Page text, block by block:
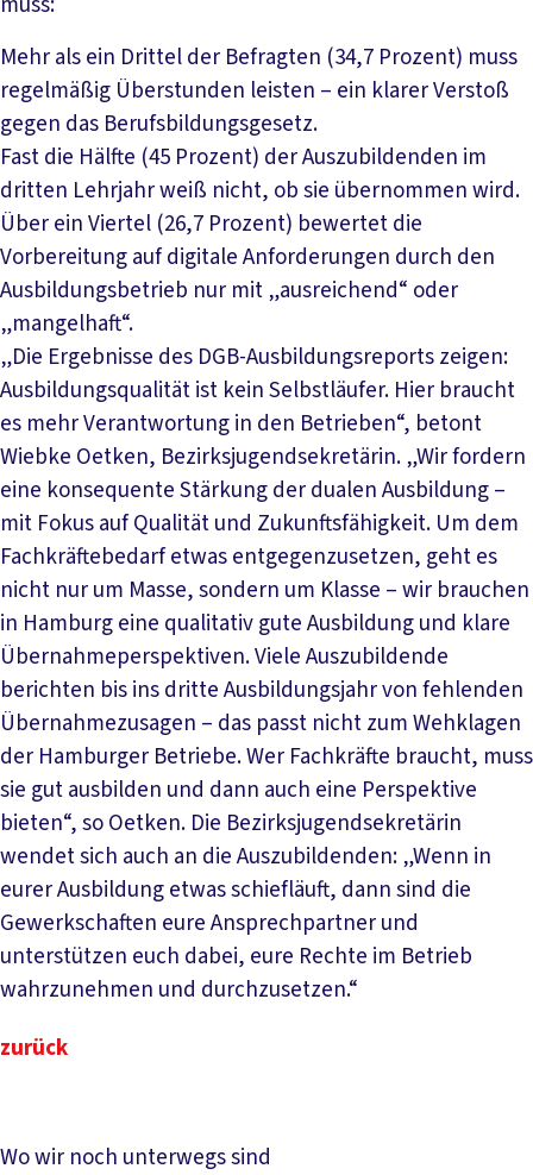
Mehr als ein Drittel der Befragten (34,7 Prozent) muss
regelmäßig Überstunden leisten – ein klarer Verstoß
gegen das Berufsbildungsgesetz.
Fast die Hälfte (45 Prozent) der Auszubildenden im
dritten Lehrjahr weiß nicht, ob sie übernommen wird.
Über ein Viertel (26,7 Prozent) bewertet die
Vorbereitung auf digitale Anforderungen durch den
Ausbildungsbetrieb nur mit „ausreichend“ oder
„mangelhaft“.
„Die Ergebnisse des DGB-Ausbildungsreports zeigen:
Ausbildungsqualität ist kein Selbstläufer. Hier braucht
es mehr Verantwortung in den Betrieben“, betont
Wiebke Oetken, Bezirksjugendsekretärin. „Wir fordern
eine konsequente Stärkung der dualen Ausbildung –
mit Fokus auf Qualität und Zukunftsfähigkeit. Um dem
Fachkräftebedarf etwas entgegenzusetzen, geht es
nicht nur um Masse, sondern um Klasse – wir brauchen
in Hamburg eine qualitativ gute Ausbildung und klare
Übernahmeperspektiven. Viele Auszubildende
berichten bis ins dritte Ausbildungsjahr von fehlenden
Übernahmezusagen – das passt nicht zum Wehklagen
der Hamburger Betriebe. Wer Fachkräfte braucht, muss
sie gut ausbilden und dann auch eine Perspektive
bieten“, so Oetken. Die Bezirksjugendsekretärin
wendet sich auch an die Auszubildenden: „Wenn in
eurer Ausbildung etwas schiefläuft, dann sind die
Gewerkschaften eure Ansprechpartner und
unterstützen euch dabei, eure Rechte im Betrieb
wahrzunehmen und durchzusetzen.“
zurück
Wo wir noch unterwegs sind